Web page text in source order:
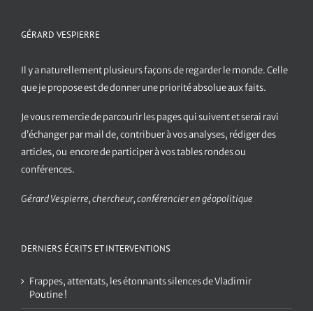
GÉRARD VESPIERRE
Il y a naturellement plusieurs façons de regarder le monde. Celle
que je propose est de donner une priorité absolue aux faits.
Je vous remercie de parcourir les pages qui suivent et serai ravi
d’échanger par mail de, contribuer à vos analyses, rédiger des
articles, ou encore de participer à vos tables rondes ou
conférences.
Gérard Vespierre, chercheur, conférencier en géopolitique
DERNIERS ÉCRITS ET INTERVENTIONS
Frappes, attentats, les étonnants silences de Vladimir
Poutine !